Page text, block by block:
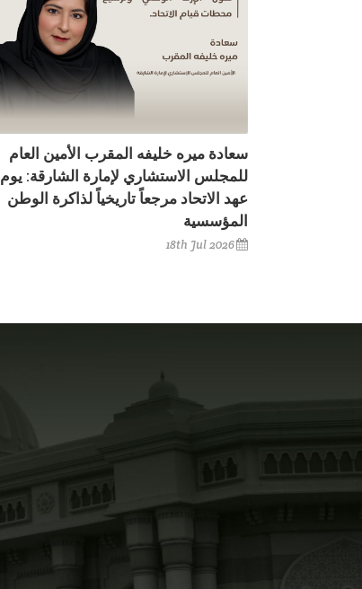
سعادة ميره خليفه المقرب الأمين العام
للمجلس الاستشاري لإمارة الشارقة: يوم
عهد الاتحاد مرجعاً تاريخياً لذاكرة الوطن
المؤسسية
18th Jul 2026